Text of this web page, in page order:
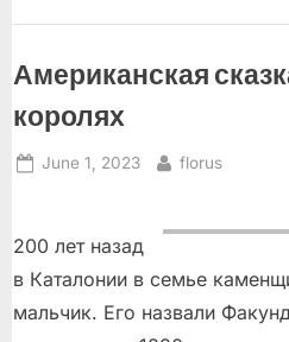
Американская
королях
Posted
June 1, 2023 By
florus
200 лет назад
в Каталонии в семье
мальчик. Его назвали